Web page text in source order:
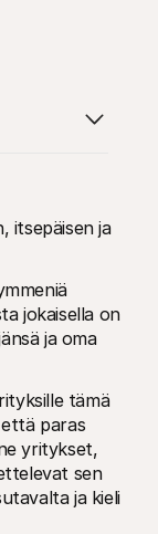
itsepäisen ja
jokaisella on
ja oma
tämä
paras
yritykset,
sen
ja kieli